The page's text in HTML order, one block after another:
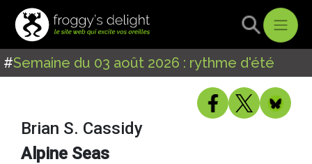
#Semaine du 03 août 2026 : rythme d'été
Brian S. Cassidy
Alpine Seas